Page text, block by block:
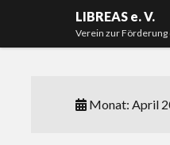
LIBREAS e. V.
Verein zur
Monat:April